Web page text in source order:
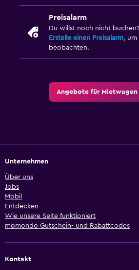
Preisalarm
Du willst noch nicht buchen?
Erstelle einen Preisalarm, um
beobachten.
Angebote für Mietwagen
Unternehmen
Über uns
Jobs
Mobil
Entdecken
Wie unsere Seite funktioniert
momondo Gutschein- und Rabattcodes
Kontakt